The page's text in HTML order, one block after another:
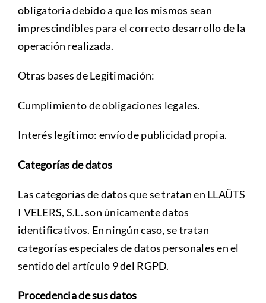
obligatoria debido a que los mismos sean
imprescindibles para el correcto desarrollo de la
operación realizada.
Otras bases de Legitimación:
Cumplimiento de obligaciones legales.
Interés legítimo: envío de publicidad propia.
Categorías de datos
Las categorías de datos que se tratan en LLAÜTS
I VELERS, S.L. son únicamente datos
identificativos. En ningún caso, se tratan
categorías especiales de datos personales en el
sentido del artículo 9 del RGPD.
Procedencia de sus datos